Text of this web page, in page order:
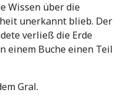
Wissen über die
unerkannt blieb. Der
verließ die Erde
einem Buche einen Teil
Gral.